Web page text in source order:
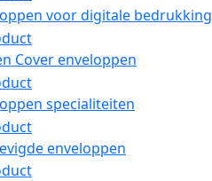
voor digitale bedrukking
Cover enveloppen
specialiteiten
enveloppen